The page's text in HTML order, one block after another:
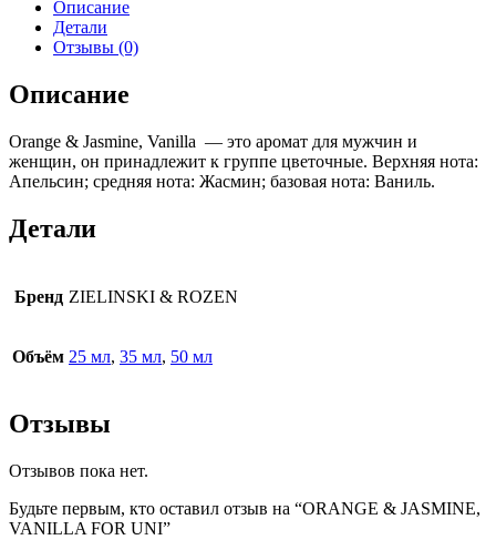
Описание
Детали
Отзывы (0)
Описание
Orange & Jasmine, Vanilla — это аромат для мужчин и
женщин, он принадлежит к группе цветочные. Верхняя нота:
Апельсин; средняя нота: Жасмин; базовая нота: Ваниль.
Детали
Бренд ZIELINSKI & ROZEN
Объём 25 мл, 35 мл, 50 мл
Отзывы
Отзывов пока нет.
Будьте первым, кто оставил отзыв на “ORANGE & JASMINE,
VANILLA FOR UNI”